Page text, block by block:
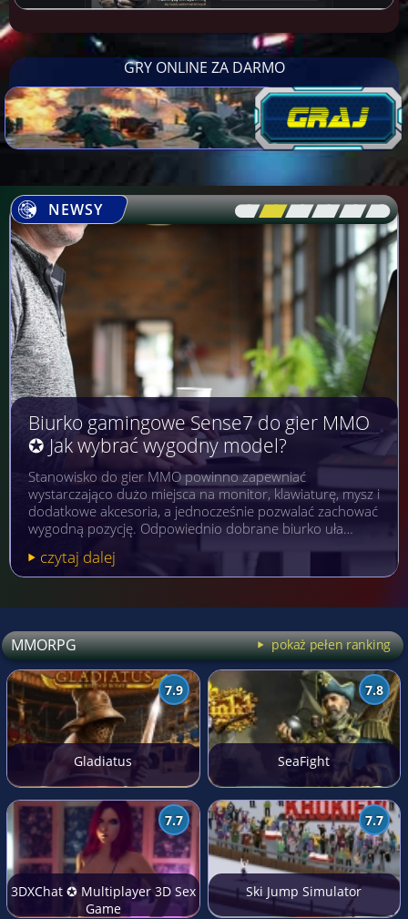
GRY ONLINE ZA DARMO
NEWSY [\ \\ \\ \\ \\ \]
Biurko gamingowe Sense7 do gier MMO
✪ Jak wybrać wygodny model?
Stanowisko do gier MMO powinno zapewniać
wystarczająco dużo miejsca na monitor, klawiaturę, mysz i
dodatkowe akcesoria, a jednocześnie pozwalać zachować
wygodną pozycję. Odpowiednio dobrane biurko uła…
czytaj dalej
MMORPG pokaż pełen ranking
7.9
Gladiatus
7.8
SeaFight
7.7
3DXChat ✪ Multiplayer 3D Sex
Game
7.7
Ski Jump Simulator